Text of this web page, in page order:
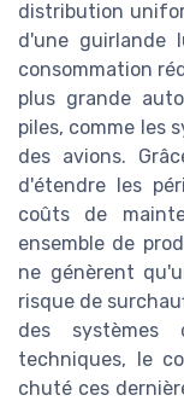
distribution
d'une guirlande
consommation
plus grande
piles, comme les
des avions.
d'étendre les
coûts de
ensemble de
ne génèrent
risque de
des systèmes
techniques, le
chuté ces